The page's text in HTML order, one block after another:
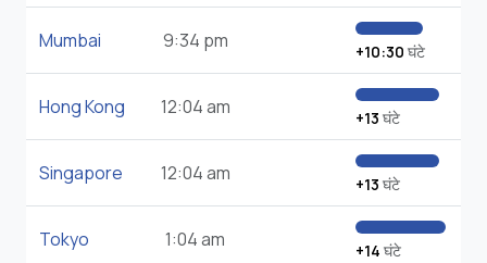
Mumbai 9:34 pm +10:30 घंटे
Hong Kong 12:04 am +13 घंटे
Singapore 12:04 am +13 घंटे
Tokyo 1:04 am +14 घंटे